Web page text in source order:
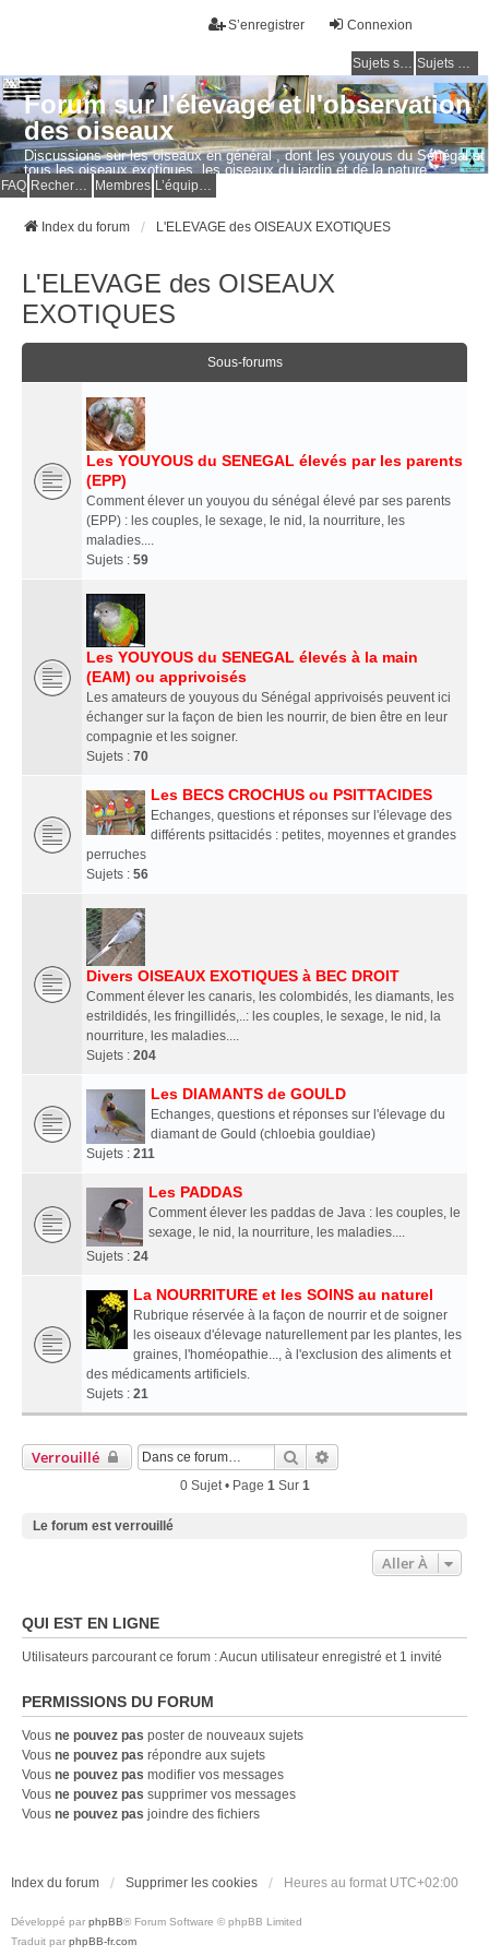
Connexion
S’enregistrer
Sujets sans réponse Sujets actifs
Forum sur l'élevage et l'observation
des oiseaux
Discussions sur les oiseaux en général , dont les youyous du Sénégal et
tous les oiseaux exotiques, les oiseaux du jardin et de la nature.
Questions, photos, expériences.
FAQ Membres
Index du forum L'ELEVAGE des OISEAUX EXOTIQUES
L'ELEVAGE des OISEAUX
EXOTIQUES
Sous-forums
Les YOUYOUS du SENEGAL élevés par les parents
(EPP)
Comment élever un youyou du sénégal élevé par ses parents
(EPP) : les couples, le sexage, le nid, la nourriture, les
maladies....
Sujets : 59
Les YOUYOUS du SENEGAL élevés à la main
(EAM) ou apprivoisés
Les amateurs de youyous du Sénégal apprivoisés peuvent ici
échanger sur la façon de bien les nourrir, de bien être en leur
compagnie et les soigner.
Sujets : 70
Les BECS CROCHUS ou PSITTACIDES
Echanges, questions et réponses sur l'élevage des
différents psittacidés : petites, moyennes et grandes
perruches
Sujets : 56
Divers OISEAUX EXOTIQUES à BEC DROIT
Comment élever les canaris, les colombidés, les diamants, les
estrildidés, les fringillidés,..: les couples, le sexage, le nid, la
nourriture, les maladies....
Sujets : 204
Les DIAMANTS de GOULD
Echanges, questions et réponses sur l'élevage du
diamant de Gould (chloebia gouldiae)
Sujets : 211
Les PADDAS
Comment élever les paddas de Java : les couples, le
sexage, le nid, la nourriture, les maladies....
Sujets : 24
La NOURRITURE et les SOINS au naturel
Rubrique réservée à la façon de nourrir et de soigner
les oiseaux d'élevage naturellement par les plantes, les
graines, l'homéopathie..., à l'exclusion des aliments et
des médicaments artificiels.
Sujets : 21
Verrouillé Rechercher
0 Sujet • Page 1 Sur 1
Le forum est verrouillé
Aller À
QUI EST EN LIGNE
Utilisateurs parcourant ce forum : Aucun utilisateur enregistré et 1 invité
PERMISSIONS DU FORUM
Vous ne pouvez pas poster de nouveaux sujets
Vous ne pouvez pas répondre aux sujets
Vous ne pouvez pas modifier vos messages
Vous ne pouvez pas supprimer vos messages
Vous ne pouvez pas joindre des fichiers
Index du forum Supprimer les cookies Heures au format UTC+02:00
Développé par phpBB® Forum Software © phpBB Limited
Traduit par phpBB-fr.com